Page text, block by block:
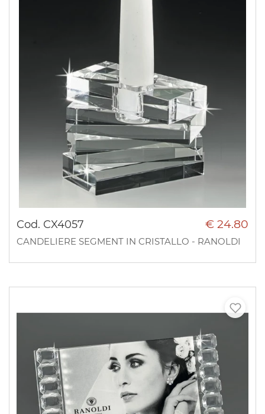
Cod. CX4057 € 24.80
CANDELIERE SEGMENT IN CRISTALLO - RANOLDI